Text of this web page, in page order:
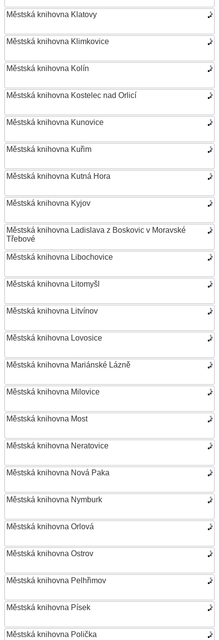
Městská knihovna Klatovy
Městská knihovna Klimkovice
Městská knihovna Kolín
Městská knihovna Kostelec nad Orlicí
Městská knihovna Kunovice
Městská knihovna Kuřim
Městská knihovna Kutná Hora
Městská knihovna Kyjov
Městská knihovna Ladislava z Boskovic v Moravské
Třebové
Městská knihovna Libochovice
Městská knihovna Litomyšl
Městská knihovna Litvínov
Městská knihovna Lovosice
Městská knihovna Mariánské Lázně
Městská knihovna Milovice
Městská knihovna Most
Městská knihovna Neratovice
Městská knihovna Nová Paka
Městská knihovna Nymburk
Městská knihovna Orlová
Městská knihovna Ostrov
Městská knihovna Pelhřimov
Městská knihovna Písek
Městská knihovna Polička